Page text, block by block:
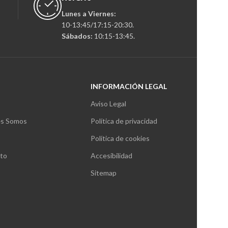
Lunes a Viernes:
10-13:45/17:15-20:30.
Sábados: 10:15-13:45.
Somos
INFORMACIÓN LEGAL
Aviso Legal
Política de privacidad
Política de cookies
Accesibilidad
Sitemap